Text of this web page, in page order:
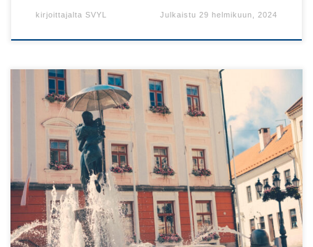
kirjoittajalta SVYL Julkaistu 29 helmikuun, 2024
SVYL järjestää kulttuuri- ja vuosikokousmatkan Narvan
kautta kulttuuripääkaupunki Tarttoon 12.–14.4.2024!